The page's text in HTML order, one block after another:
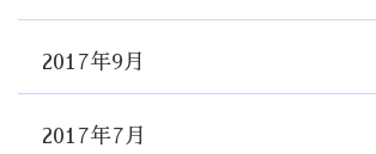
2017年9月
2017年7月